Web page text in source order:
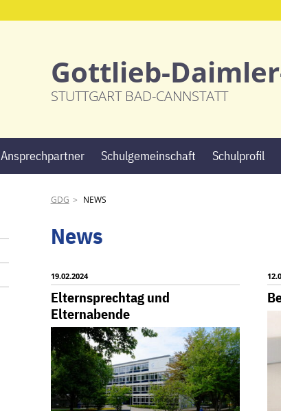
Gottlieb-
STUTTGART BAD-CANNSTATT
Ansprechpartner Schulgemeinschaft Schulprofil
GDG NEWS
News
19.02.2024
Elternsprechtag und
Elternabende